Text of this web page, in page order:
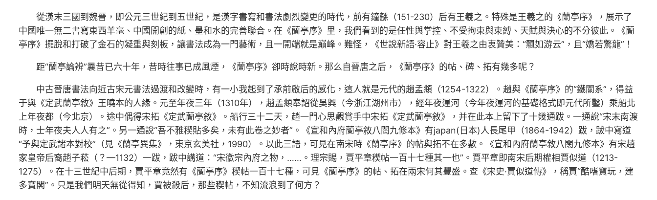
從漢末三國到魏晉，即公元三世紀到五世紀，是漢字書寫和書法劇烈變更的時代，前有鐘繇（151-230）后有王羲之。特殊是王羲之的《蘭亭序》，展示了
中國唯一無二書寫東西羊毫、中國開創的紙、墨和水的完善聯合。在《蘭亭序》里，我們看到的是任性與掌控、不受拘束與束縛、天賦與決心的不分彼此。《蘭
亭序》擺脫和打破了金石的凝重與刻板，讓書法成為一門藝術，且一開端就是巔峰。難怪，《世說新語·容止》對王羲之由衷贊美：“飄如游云”，且“嬌若驚龍”！
距“蘭亭論辨”曩昔已六十年，昔時往事已成風煙，《蘭亭序》卻時說時新。那么自晉唐之后，《蘭亭序》的帖、碑、拓有幾多呢？
中古晉唐書法向近古宋元書法過渡和改變時，有一小我起到了承前啟后的感化，這人就是元代的趙孟頫（1254-1322）。趙與《蘭亭序》的“鐵關系”，得益
于與《定武蘭亭敘》王曉本的人緣。元至年夜三年（1310年），趙孟頫奉詔從吳興（今浙江湖州市），經年夜運河（今年夜運河的基礎格式即元代所鑿）乘船北
上年夜都（今北京）。途中偶得宋拓《定武蘭亭敘》。船行三十二天，趙一門心思觀賞手中宋拓《定武蘭亭敘》，并在此本上留下了十幾通跋。一通說“宋末南渡
時，士年夜夫人人有之”。另一通說“吾不雅稧貼多矣，未有此卷之妙者”。《宣和內府蘭亭敘八闊九修本》有japan(日本)人長尾甲（1864-1942）跋，跋中寫道
“予與定武諸本對校”（見《蘭亭異集》，東京玄美社，1990）。以此三語，可見在南宋時《蘭亭序》的帖與拓不在多數。《宣和內府蘭亭敘八闊九修本》有宋趙
家皇帝后裔趙子菘（？—1132）一跋，跋中講道：“宋徽宗內府之物，……。理宗賜，賈平章稧帖一百十七種其一也”。賈平章即南宋后期權相賈似道（1213-
1275）。在十三世紀中后期，賈平章竟然有《蘭亭序》稧帖一百十七種，可見《蘭亭序》的帖、拓在兩宋何其豐盛。查《宋史·賈似道傳》，稱賈“酷嗜寶玩，建
多寶閣”。只是我們明天無從得知，賈被殺后，那些稧帖，不知流浪到了何方？